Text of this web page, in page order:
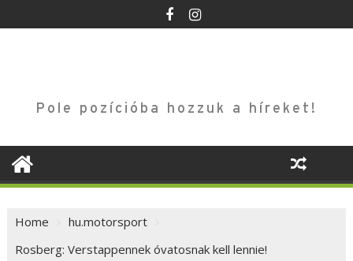
to
Pole pozícióba hozzuk a híreket!
Home
hu.motorsport
Rosberg: Verstappennek óvatosnak kell lennie!